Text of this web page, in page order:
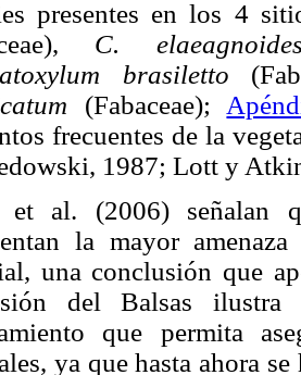
presentes en los 4
C.
brasiletto
(Fabaceae);
frecuentes de la
1987; Lott y
et al. (2006) señalan
la mayor
una conclusión que
del Balsas
que permita
ya que hasta ahora